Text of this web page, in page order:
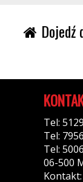
Dojedź
Tel:
Tel:
Tel:
06-500